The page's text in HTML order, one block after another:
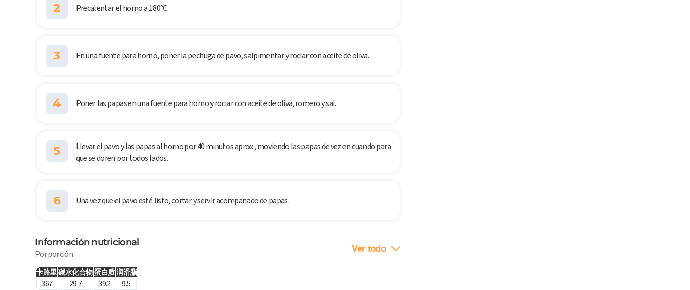
2 Precalentar el horno a 180°C.
3 En una fuente para horno, poner la pechuga de pavo, salpimentar y rociar con aceite de oliva.
4 Poner las papas en una fuente para horno y rociar con aceite de oliva, romero y sal.
5
Llevar el pavo y las papas al horno por 40 minutos aprox., moviendo las papas de vez en cuando para
que se doren por todos lados.
6 Una vez que el pavo esté listo, cortar y servir acompañado de papas.
Información nutricional
Por porción Ver todo
卡路里碳水化合物蛋白质润滑脂
367 29.7 39.2 9.5